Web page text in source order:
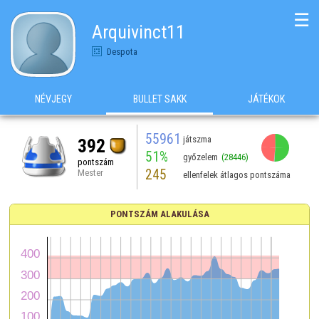
Arquivinct11
Despota
☰
NÉVJEGY BULLET SAKK JÁTÉKOK
392
pontszám
Mester
55961 játszma
51% győzelem (28446)
245 ellenfelek átlagos pontszáma
PONTSZÁM ALAKULÁSA